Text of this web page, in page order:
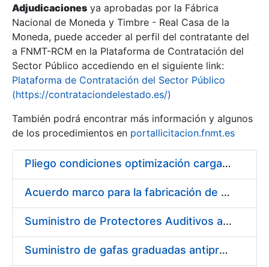
Erakutsi/Ezkutatu
Erakutsi/Ezkutatu
Erakutsi/Ezkutatu
Adjudicaciones ya aprobadas por la Fábrica
Nacional de Moneda y Timbre - Real Casa de la
Moneda, puede acceder al perfil del contratante del
a FNMT-RCM en la Plataforma de Contratación del
Sector Público accediendo en el siguiente link:
Plataforma de Contratación del Sector Público
(https://contrataciondelestado.es/)
También podrá encontrar más información y algunos
de los procedimientos en portallicitacion.fnmt.es
Pliego condiciones optimización cargas compras firmado
Acuerdo marco para la fabricación de piezas
Suministro de Protectores Auditivos a medida para las personas trabajadoras de los Centros de Trabajo de Madrid y Burgos
Suministro de gafas graduadas antiproyecciones para los trabajadores de la FNMT-RCM en los centros de trabajo de Madrid y Burgos